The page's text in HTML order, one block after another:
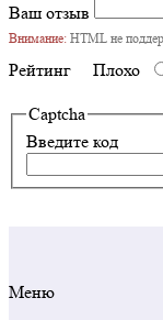
Ваш отзыв
Внимание: HTML не
Рейтинг Плохо
Captcha
Введите код
Меню